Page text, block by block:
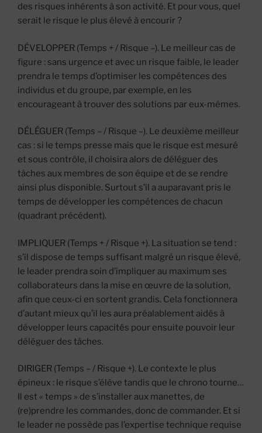
des risques inhérents à son activité. Et pour vous, quel
serait le risque le plus élevé à encourir ?
DÉVELOPPER (Temps + / Risque –). Le meilleur cas de
figure : sans urgence et avec un risque faible, le leader
prendra le temps d’optimiser les compétences des
individus et du groupe, par exemple, en les
encourageant à trouver des solutions par eux-mêmes.
DÉLÉGUER (Temps – / Risque –). Le deuxième meilleur
cas : si le temps presse mais que le risque est mesuré
et sous contrôle, il choisira alors de déléguer des
tâches aux membres de son équipe et de se rendre
ainsi plus disponible. Surtout s’il a auparavant pris le
temps de développer les compétences de chacun
(quadrant précédent).
IMPLIQUER (Temps + / Risque +). La situation se tend :
s’il dispose de temps suffisant malgré un risque élevé,
le leader prendra soin d’impliquer au maximum ses
collaborateurs dans la mise en œuvre de la solution,
afin que ceux-ci en sortent grandis. Cela fonctionnera
d’autant mieux qu’il les aura préalablement aidés à
développer leurs capacités pour ensuite pouvoir leur
déléguer des tâches.
DIRIGER (Temps – / Risque +). Le contexte le plus
épineux : le risque s’élève tandis que le chrono tourne…
Il est « temps » de s’installer aux manettes, de
(re)prendre les commandes, donc de commander. Et si
le leader ne possède pas l’expertise technique requise